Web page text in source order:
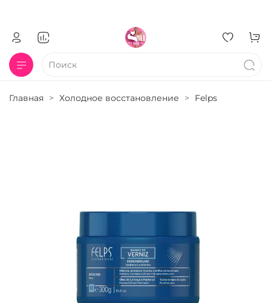
Главная Холодное восстановление Felps